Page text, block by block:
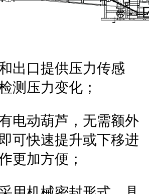
出口提供压力传感
测压力变化；
电动葫芦，无需额外
可快速提升或下移进
更加方便；